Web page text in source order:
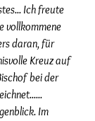
Ich freute
vollkommene
daran, für
Kreuz auf
bei der
Im